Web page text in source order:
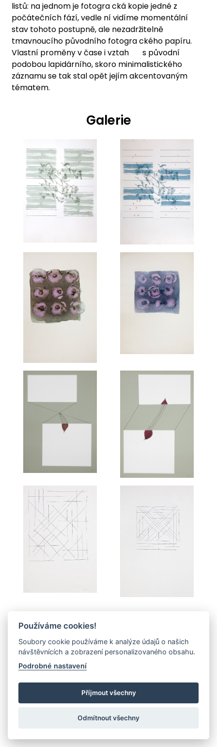
listů: na jednom je fotogra cká kopie jedné z
počátečních fází, vedle ní vidíme momentální
stav tohoto postupně, ale nezadržitelně
tmavnoucího původního fotogra ckého papíru.
Vlastní proměny v čase i vztah s původní
podobou lapidárního, skoro minimalistického
záznamu se tak stal opět jejím akcentovaným
tématem.
Galerie
Používáme cookies!
Soubory cookie používáme k analýze údajů o našich
návštěvnících a zobrazení personalizovaného obsahu.
Podrobné nastavení
Příjmout všechny
Odmítnout všechny